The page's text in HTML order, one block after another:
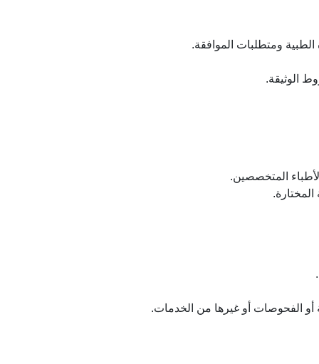
ومتطلبات الموافقة.
الوثيقة.
المتخصصين.
أو الفحوصات أو غيرها من الخدمات.